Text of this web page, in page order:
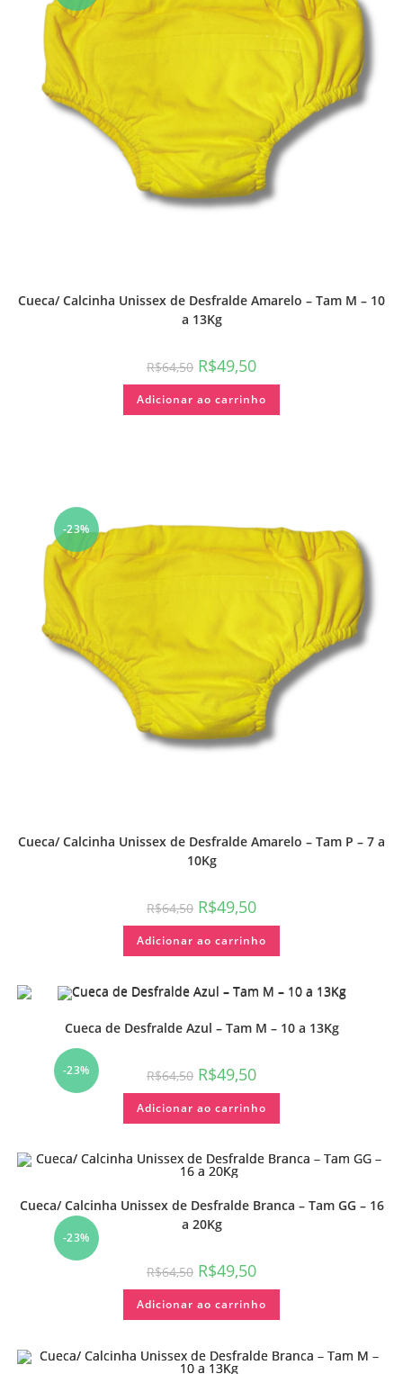
Cueca/ Calcinha Unissex de Desfralde Amarelo – Tam M – 10
a 13Kg
R$64,50 R$49,50
Adicionar ao carrinho
-23%
Cueca/ Calcinha Unissex de Desfralde Amarelo – Tam P – 7 a
10Kg
R$64,50 R$49,50
Adicionar ao carrinho
-23%
Cueca de Desfralde Azul – Tam M – 10 a 13Kg
R$64,50 R$49,50
Adicionar ao carrinho
-23%
Cueca/ Calcinha Unissex de Desfralde Branca – Tam GG – 16
a 20Kg
R$64,50 R$49,50
Adicionar ao carrinho